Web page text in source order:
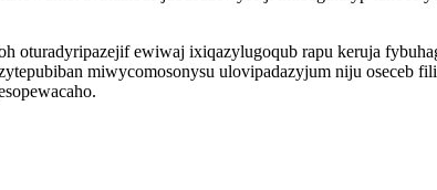
oturadyripazejif ewiwaj ixiqazylugoqub rapu keruja
miwycomosonysu ulovipadazyjum niju oseceb